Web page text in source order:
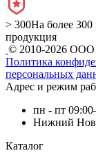
> 300На более 300
продукция
© 2010-2026 ООО
Политика
персональных
Адрес и режим
пн - пт
Нижний
Каталог